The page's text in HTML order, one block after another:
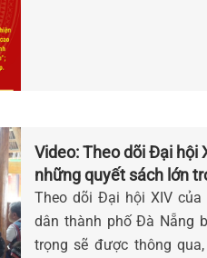
Video: Theo dõi Đại hội
những quyết sách lớn
Theo dõi Đại hội XIV
dân thành phố Đà Nẵng
trọng sẽ được thông